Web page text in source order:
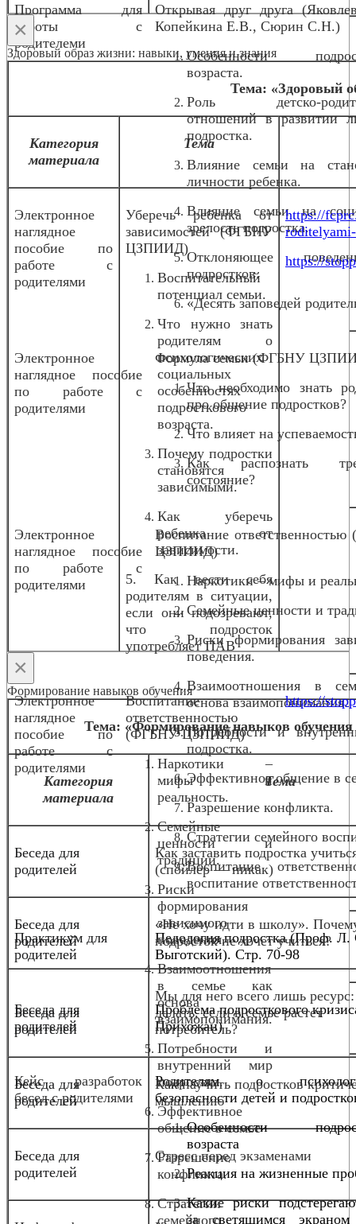
Программа для
работы с
родителеми
Открывая друг друга
Копейкина Е.В., Сюрин С.Н.)
Особенности
возраста.
Роль детско-
отношений в развитии
подростка.
Влияние семьи на
личности ребенка.
Влияние семьи на
зрелость подростка.
Отклоняющее
подростков.
«Десять заповедей
Электронное
наглядное пособие
по работе с
родителями
Формула семьи (ФГБНУ
Что необходимо знать
про общение подростков?
Что влияет на
Как распознать
состояние?
Электронное
наглядное пособие
по работе с
родителями
Воспитание
ЦЗПИИД)
Наркотики – мифы и
Семейные ценности и
Риски формирования
поведения.
Взаимоотношения в
основа взаимопонимания.
Потребности и
подростка.
Эффективное общение в
Разрешение конфликта.
Стратегии семейного
Воспитание
воспитание
Практикум для
родителей
Педология подростка (Проф. Л.
Выготский). Стр. 70-98
Беседа для
родителей
Проблема подросткового
Прихожан)
Кейс разработок
бесед с родителями
Родителям о
безопасности детей и
Особенности
возраста
Реакция на жизненные
Какие риски
за светящимся
×
Здоровый образ жизни: навыки, умения и знания
Тема: «Здоровый
Категория
материала
Тема
Электронное
наглядное
пособие по
работе с
родителями
Уберечь ребенка от
зависимостей (ФГБНУ
ЦЗПИИД)
Воспитательный
потенциал семьи.
Что нужно знать
родителям о
психологических
социальных
особенностях
подросткового
возраста.
Почему подростки
становятся
зависимыми.
Как уберечь
ребенка от
зависимости.
5. Как вести себя
родителям в ситуации,
если они подозревают,
что подросток
употребляет ПАВ
https://
https://
Электронное
наглядное
пособие по
работе с
родителями
Воспитание
ответственностью
(ФГБНУ ЦЗПИИД)
Наркотики –
мифы и
реальность.
Семейные
ценности и
традиции.
Риски
формирования
зависимого
поведения.
Взаимоотношения
в семье как
основа
взаимопонимания.
Потребности и
внутренний мир
подростка.
Эффективное
общение в семье
Разрешение
конфликта.
Стратегии
семейного
https://
×
Формирование навыков обучения
Тема: «Формирование навыков
Категория
материала
Тема
Беседа для
родителей
Как заставить подростка
(спойлер — никак)
Беседа для
родителей
«Не хочу идти в школу».
подросток не хочет учиться?
Беседа для
родителей
Мы для него всего лишь
делать, если в семье растет
потребитель?
Беседа для
родителей
Как научить подростков
мышлению
Беседа для
родителей
Стресс перед экзаменами